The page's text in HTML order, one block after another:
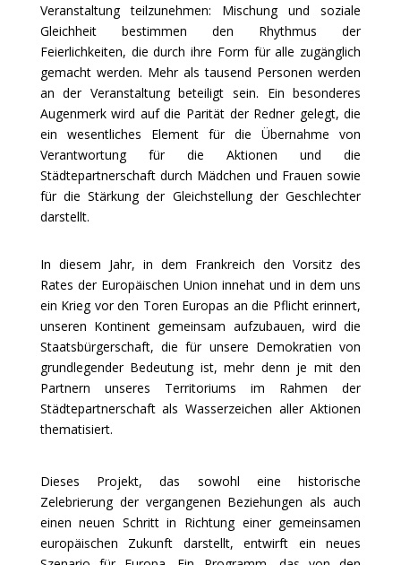
Veranstaltung teilzunehmen: Mischung und soziale
Gleichheit bestimmen den Rhythmus der
Feierlichkeiten, die durch ihre Form für alle zugänglich
gemacht werden. Mehr als tausend Personen werden
an der Veranstaltung beteiligt sein. Ein besonderes
Augenmerk wird auf die Parität der Redner gelegt, die
ein wesentliches Element für die Übernahme von
Verantwortung für die Aktionen und die
Städtepartnerschaft durch Mädchen und Frauen sowie
für die Stärkung der Gleichstellung der Geschlechter
darstellt.
In diesem Jahr, in dem Frankreich den Vorsitz des
Rates der Europäischen Union innehat und in dem uns
ein Krieg vor den Toren Europas an die Pflicht erinnert,
unseren Kontinent gemeinsam aufzubauen, wird die
Staatsbürgerschaft, die für unsere Demokratien von
grundlegender Bedeutung ist, mehr denn je mit den
Partnern unseres Territoriums im Rahmen der
Städtepartnerschaft als Wasserzeichen aller Aktionen
thematisiert.
Dieses Projekt, das sowohl eine historische
Zelebrierung der vergangenen Beziehungen als auch
einen neuen Schritt in Richtung einer gemeinsamen
europäischen Zukunft darstellt, entwirft ein neues